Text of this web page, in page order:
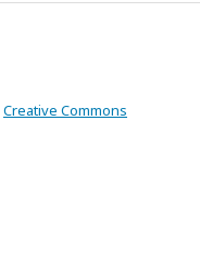
Creative Commons